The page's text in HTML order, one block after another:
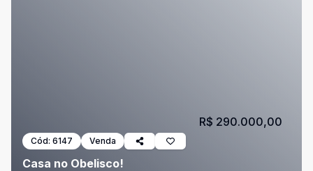
Cód: 6147 Venda
Casa no Obelisco!
R$ 290.000,00